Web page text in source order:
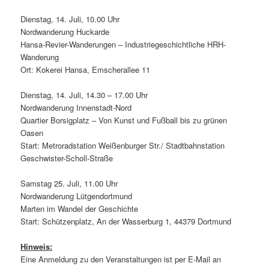
Dienstag, 14. Juli, 10.00 Uhr
Nordwanderung Huckarde
Hansa-Revier-Wanderungen – Industriegeschichtliche HRH-
Wanderung
Ort: Kokerei Hansa, Emscherallee 11
Dienstag, 14. Juli, 14.30 – 17.00 Uhr
Nordwanderung Innenstadt-Nord
Quartier Borsigplatz – Von Kunst und Fußball bis zu grünen
Oasen
Start: Metroradstation Weißenburger Str./ Stadtbahnstation
Geschwister-Scholl-Straße
Samstag 25. Juli, 11.00 Uhr
Nordwanderung Lütgendortmund
Marten im Wandel der Geschichte
Start: Schützenplatz, An der Wasserburg 1, 44379 Dortmund
Hinweis:
Eine Anmeldung zu den Veranstaltungen ist per E-Mail an